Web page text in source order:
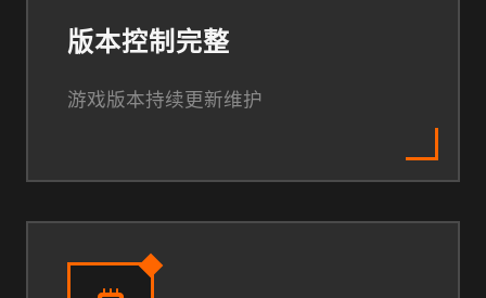
版本控制完整
游戏版本持续更新维护